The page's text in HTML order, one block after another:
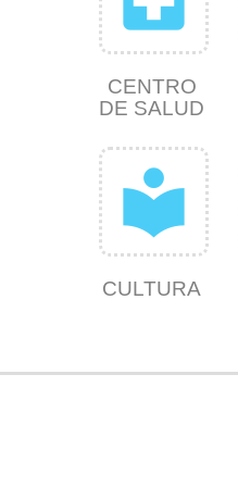
CENTRO
DE SALUD
local_library
CULTURA